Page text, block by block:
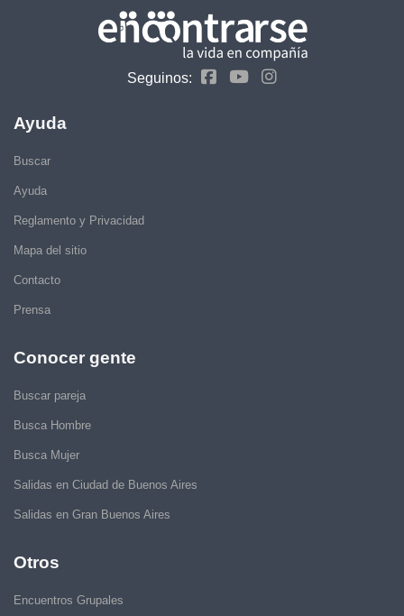
Seguinos:
Ayuda
Buscar
Ayuda
Reglamento y Privacidad
Mapa del sitio
Contacto
Prensa
Conocer gente
Buscar pareja
Busca Hombre
Busca Mujer
Salidas en Ciudad de Buenos Aires
Salidas en Gran Buenos Aires
Otros
Encuentros Grupales